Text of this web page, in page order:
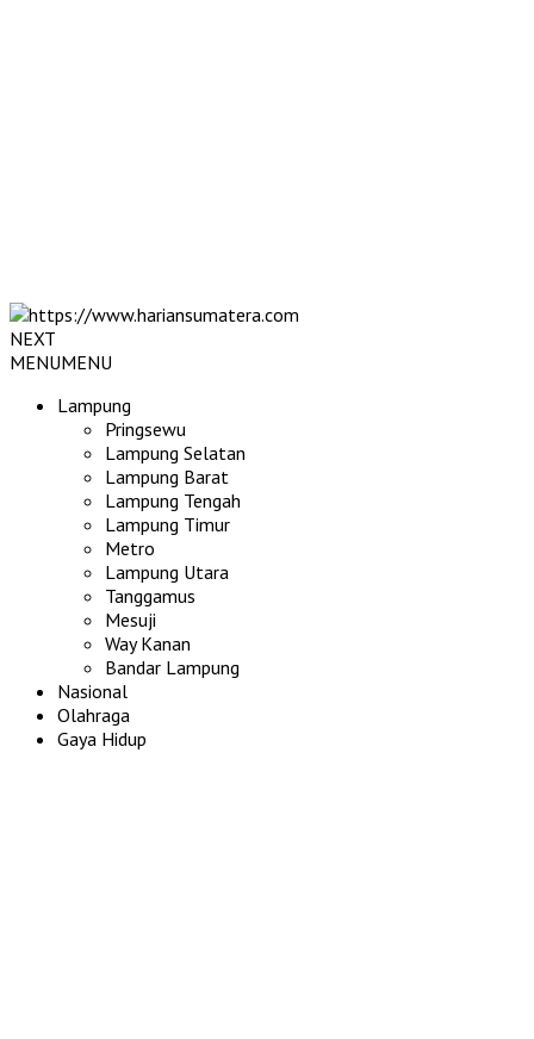
NEXT
MENUMENU
Lampung
Pringsewu
Lampung Selatan
Lampung Barat
Lampung Tengah
Lampung Timur
Metro
Lampung Utara
Tanggamus
Mesuji
Way Kanan
Bandar Lampung
Nasional
Olahraga
Gaya Hidup